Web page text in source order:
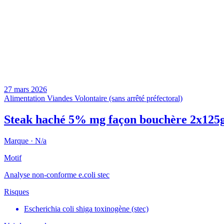
27 mars 2026
Alimentation Viandes Volontaire (sans arrêté préfectoral)
Steak haché 5% mg façon bouchère
Marque · N/a
Motif
Analyse non-conforme e.coli stec
Risques
Escherichia coli shiga toxinogène (stec)